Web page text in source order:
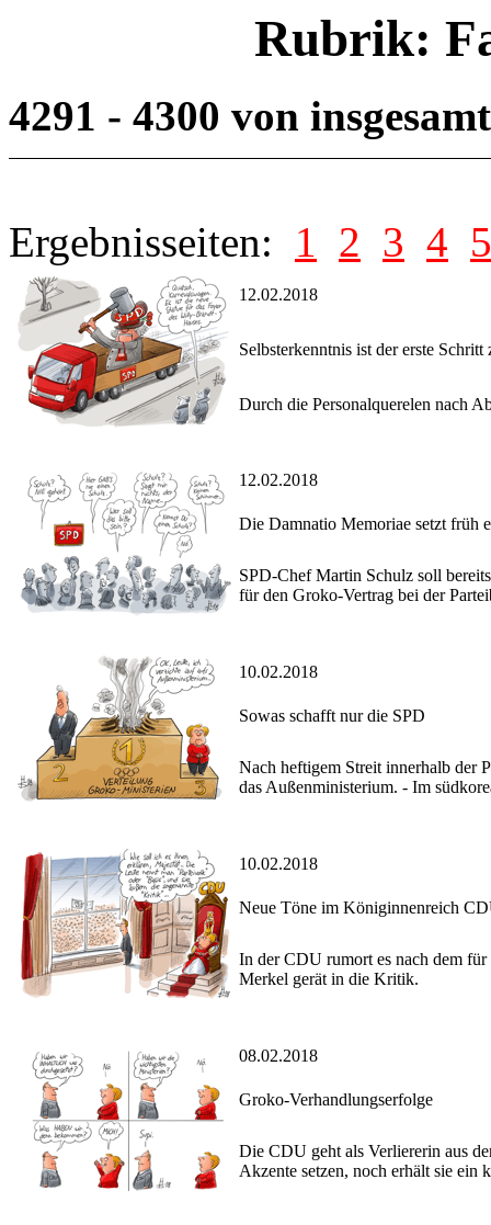
Rubrik:
4291 - 4300 von
Ergebnisseiten: 1 2 3 4 5
12.02.2018
Selbsterkenntnis ist der erste Schritt
Durch die Personalquerelen nach
12.02.2018
Die Damnatio Memoriae setzt früh
SPD-Chef Martin Schulz soll
für den Groko-Vertrag bei der
10.02.2018
Sowas schafft nur die SPD
Nach heftigem Streit innerhalb der
das Außenministerium. - Im
10.02.2018
Neue Töne im Königinnenreich
In der CDU rumort es nach dem
Merkel gerät in die Kritik.
08.02.2018
Groko-Verhandlungserfolge
Die CDU geht als Verliererin aus
Akzente setzen, noch erhält sie ein